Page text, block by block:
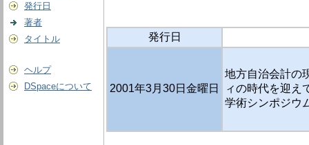
発行日
著者
タイトル
ヘルプ
DSpaceについて
発行日
2001年3月30日金曜日
地方自治会計の
ィの時代を迎え
学術シンポジウ